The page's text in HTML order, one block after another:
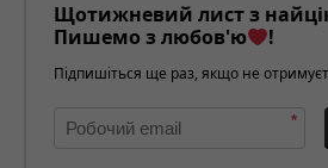
Щотижневий лист з
Пишемо з любов'ю
!
Підпишіться ще раз, якщо не
*